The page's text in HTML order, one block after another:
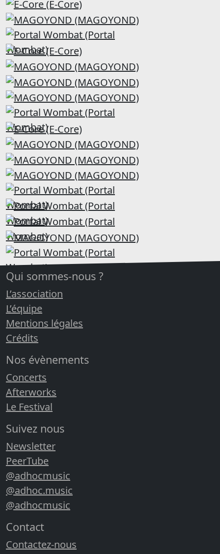
Qui sommes-nous ?
L’association
L’équipe
Mentions légales
Crédits
Nos évènements
Concerts
Afterworks
Le Festival
Suivez nous
Newsletter
PeerTube
@adhocmusic
@adhoc.music
@adhocmusic
Contact
Contactez-nous